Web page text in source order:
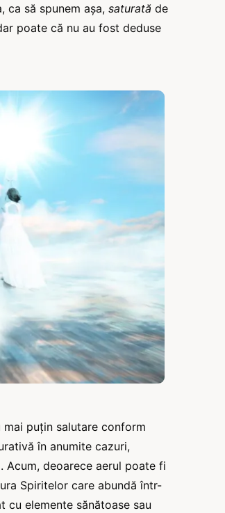
ca să spunem așa, saturată de
poate că nu au fost deduse
puțin salutare conform
în anumite cazuri,
deoarece aerul poate fi
Spiritelor care abundă într-
cu elemente sănătoase sau